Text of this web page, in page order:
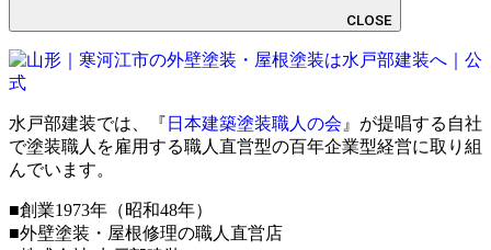
CLOSE
水戸部建装では、『 日本建築塗装職人の会 』が提唱する自社
で塗装職人を雇用する職人直営型の百年企業型経営に取り組
んでいます。
■創業1973年（昭和48年）
■外壁塗装・屋根修理の職人直営店